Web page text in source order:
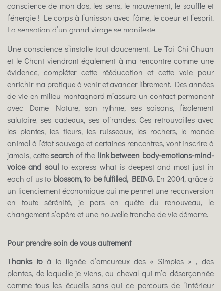
conscience de mon dos, les sens, le mouvement, le souffle et
l’énergie ! Le corps à l’unisson avec l’âme, le coeur et l’esprit.
La sensation d’un grand virage se manifeste.
Une conscience s’installe tout doucement. Le Tai Chi Chuan
et le Chant viendront également à ma rencontre comme une
évidence, compléter cette rééducation et cette voie pour
enrichir ma pratique à venir et avancer librement. Des années
de vie en milieu montagnard m’assure un contact permanent
avec Dame Nature, son rythme, ses saisons, l’isolement
salutaire, ses cadeaux, ses offrandes. Ces retrouvailles avec
les plantes, les fleurs, les ruisseaux, les rochers, le monde
animal à l’état sauvage et certaines rencontres, vont inscrire à
jamais, cettesearchof the link between body-emotions-mind-
voice and soulto express what is deepest and most just in
each of us to blossom, to be fulfilled, BEING. En 2004, grâce à
un licenciement économique qui me permet une reconversion
en toute sérénité, je pars en quête du renouveau, le
changement s’opère et une nouvelle tranche de vie démarre.
Pour prendre soin de vous autrement
Thanks toà la lignée d’amoureux des « Simples » , des
plantes, de laquelle je viens, au cheval qui m’a désarçonnée
comme tous les écueils sans qui ce parcours de l’intérieur